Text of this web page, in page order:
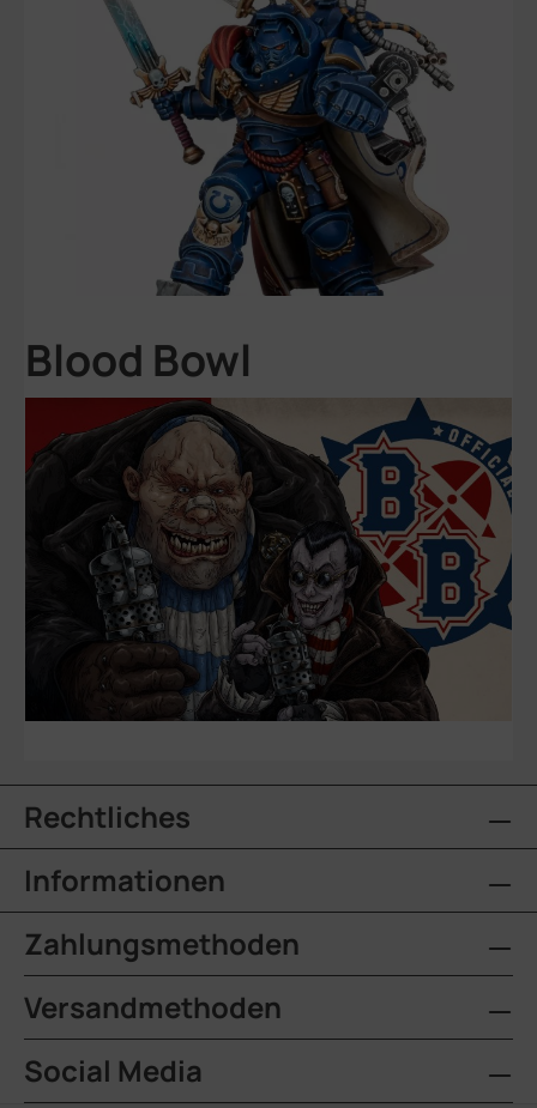
Blood Bowl
Rechtliches
Informationen
Zahlungsmethoden
Versandmethoden
Social Media